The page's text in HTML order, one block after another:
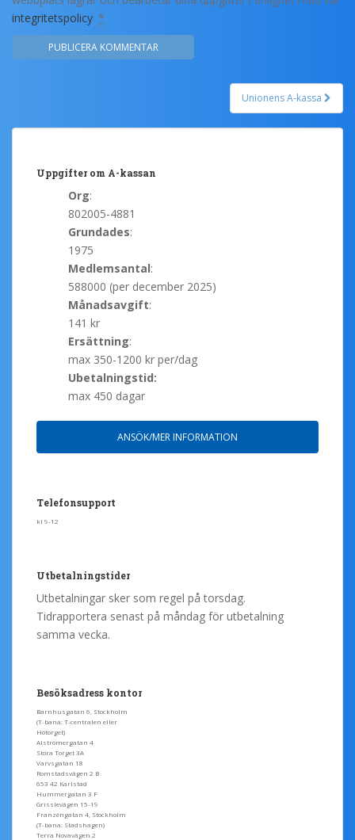
integritetspolicy. *
Unionens A-kassa
Uppgifter om A-kassan
Org:
802005-4881
Grundades:
1975
Medlemsantal:
588000 (per december 2025)
Månadsavgift:
141 kr
Ersättning:
max 350-1200 kr per/dag
Ubetalningstid:
max 450 dagar
ANSÖK/MER INFORMATION
Telefonsupport
kl 9-12
Utbetalningstider
Utbetalningar sker som regel på torsdag.
Tidrapportera senast på måndag för utbetalning
samma vecka.
Besöksadress kontor
Barnhusgatan 6, Stockholm
(T-bana: T-centralen eller
Hötorget)
Alströmergatan 4
Stora Torget 3A
Varvsgatan 18
Romstadsvägen 2 B
653 42 Karlstad
Hummergatan 3 F
Grisslevägen 15-19
Franzéngatan 4, Stockholm
(T-bana: Stadshagen)
Terra Novavägen 2